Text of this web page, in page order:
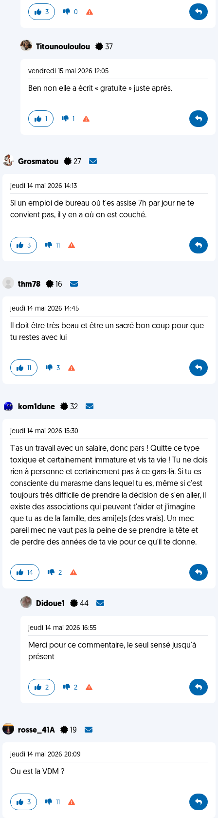
3 0
Titounouloulou 37
vendredi 15 mai 2026 12:05
Ben non elle a écrit « gratuite » juste après.
1 1
Grosmatou 27
jeudi 14 mai 2026 14:13
Si un emploi de bureau où t'es assise 7h par jour ne te
convient pas, il y en a où on est couché.
3 11
thm78 16
jeudi 14 mai 2026 14:45
Il doit être très beau et être un sacré bon coup pour que
tu restes avec lui
11 3
kom1dune 32
jeudi 14 mai 2026 15:30
T'as un travail avec un salaire, donc pars ! Quitte ce type
toxique et certainement immature et vis ta vie ! Tu ne dois
rien à personne et certainement pas à ce gars-là. Si tu es
consciente du marasme dans lequel tu es, même si c'est
toujours très difficile de prendre la décision de s'en aller, il
existe des associations qui peuvent t'aider et j'imagine
que tu as de la famille, des ami(e)s (des vrais). Un mec
pareil mec ne vaut pas la peine de se prendre la tête et
de perdre des années de ta vie pour ce qu'il te donne.
14 2
Didoue1 44
jeudi 14 mai 2026 16:55
Merci pour ce commentaire, le seul sensé jusqu'à
présent
2 2
rosse_41A 19
jeudi 14 mai 2026 20:09
Ou est la VDM ?
3 11